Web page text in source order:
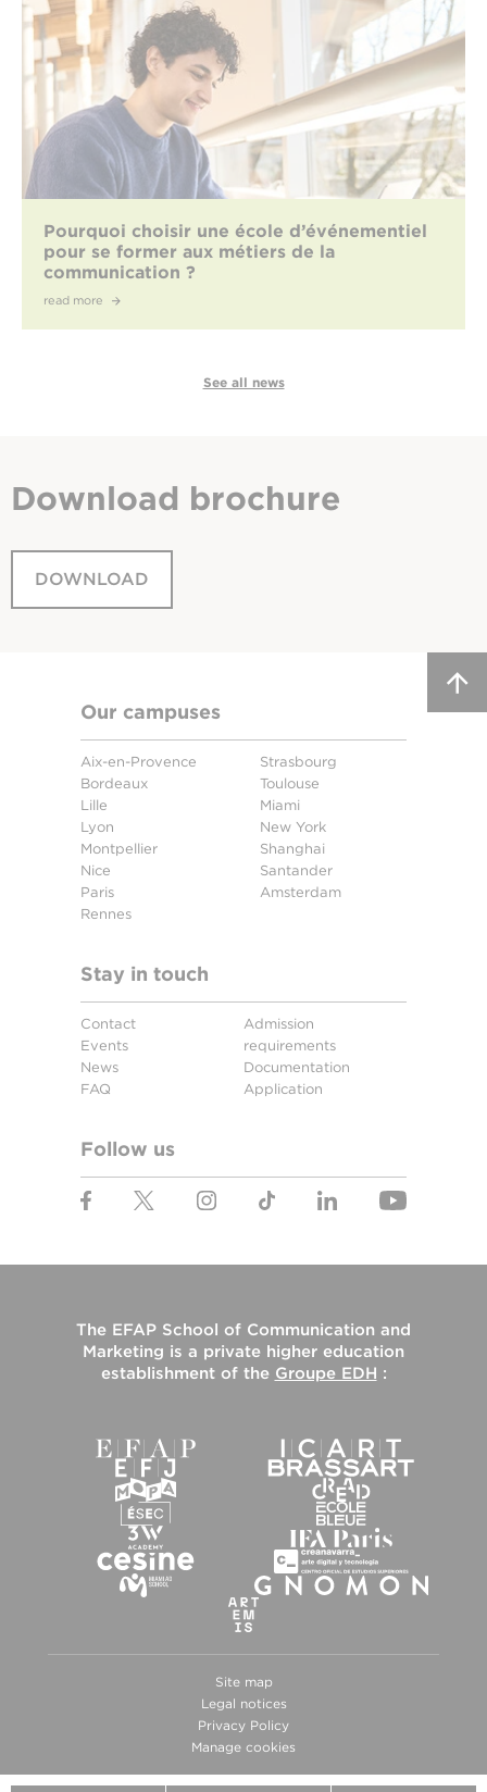
Pourquoi choisir une école d’événementiel
pour se former aux métiers de la
communication ?
read more
See all news
Download brochure
DOWNLOAD
Our campuses
Aix-en-Provence
Bordeaux
Lille
Lyon
Montpellier
Nice
Paris
Rennes
Strasbourg
Toulouse
Miami
New York
Shanghai
Santander
Amsterdam
Stay in touch
Contact
Events
News
FAQ
Admission
requirements
Documentation
Application
Follow us
The EFAP School of Communication and
Marketing is a private higher education
establishment of the Groupe EDH :
Site map
Legal notices
Privacy Policy
Manage cookies